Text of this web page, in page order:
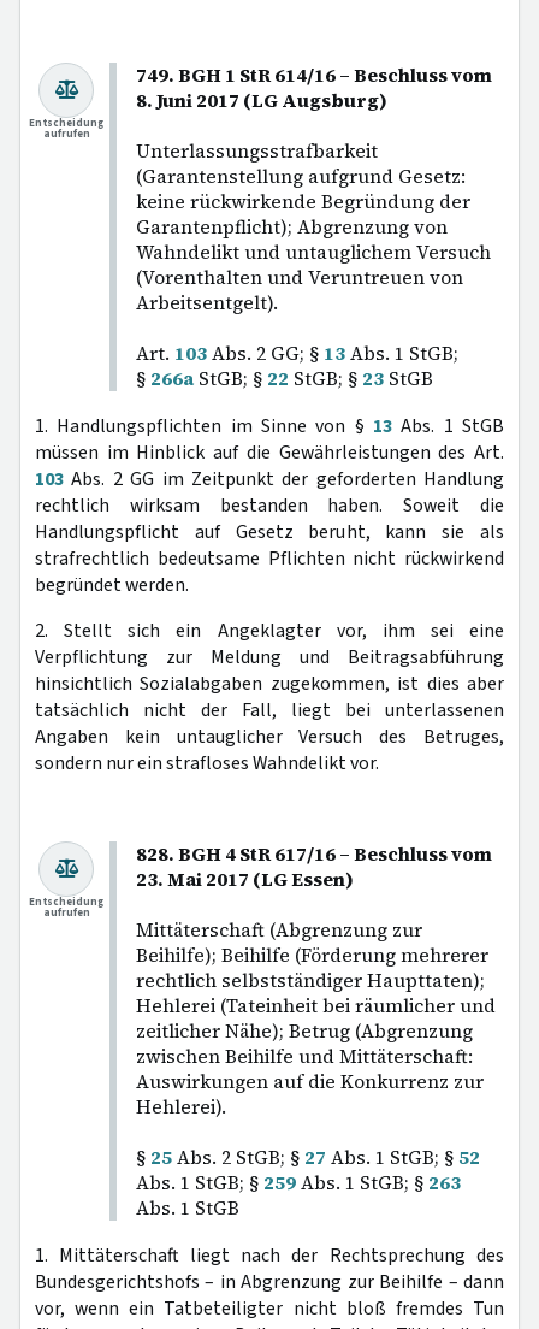
749. BGH 1 StR 614/16 – Beschluss vom
8. Juni 2017 (LG Augsburg)
Unterlassungsstrafbarkeit
(Garantenstellung aufgrund Gesetz:
keine rückwirkende Begründung der
Garantenpflicht); Abgrenzung von
Wahndelikt und untauglichem Versuch
(Vorenthalten und Veruntreuen von
Arbeitsentgelt).
Art. 103Abs. 2 GG; § 13Abs. 1 StGB;
§ 266a StGB; § 22 StGB; § 23 StGB
Entscheidung
aufrufen
1. Handlungspflichten im Sinne von § 13 Abs. 1 StGB
müssen im Hinblick auf die Gewährleistungen des Art.
103 Abs. 2 GG im Zeitpunkt der geforderten Handlung
rechtlich wirksam bestanden haben. Soweit die
Handlungspflicht auf Gesetz beruht, kann sie als
strafrechtlich bedeutsame Pflichten nicht rückwirkend
begründet werden.
2. Stellt sich ein Angeklagter vor, ihm sei eine
Verpflichtung zur Meldung und Beitragsabführung
hinsichtlich Sozialabgaben zugekommen, ist dies aber
tatsächlich nicht der Fall, liegt bei unterlassenen
Angaben kein untauglicher Versuch des Betruges,
sondern nur ein strafloses Wahndelikt vor.
828. BGH 4 StR 617/16 – Beschluss vom
23. Mai 2017 (LG Essen)
Mittäterschaft (Abgrenzung zur
Beihilfe); Beihilfe (Förderung mehrerer
rechtlich selbstständiger Haupttaten);
Hehlerei (Tateinheit bei räumlicher und
zeitlicher Nähe); Betrug (Abgrenzung
zwischen Beihilfe und Mittäterschaft:
Auswirkungen auf die Konkurrenz zur
Hehlerei).
§ 25Abs. 2 StGB; § 27 Abs. 1 StGB; § 52
Abs. 1 StGB; § 259Abs. 1 StGB; § 263
Abs. 1 StGB
Entscheidung
aufrufen
1. Mittäterschaft liegt nach der Rechtsprechung des
Bundesgerichtshofs – in Abgrenzung zur Beihilfe – dann
vor, wenn ein Tatbeteiligter nicht bloß fremdes Tun